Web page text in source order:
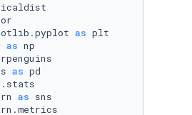
as
as
as
as